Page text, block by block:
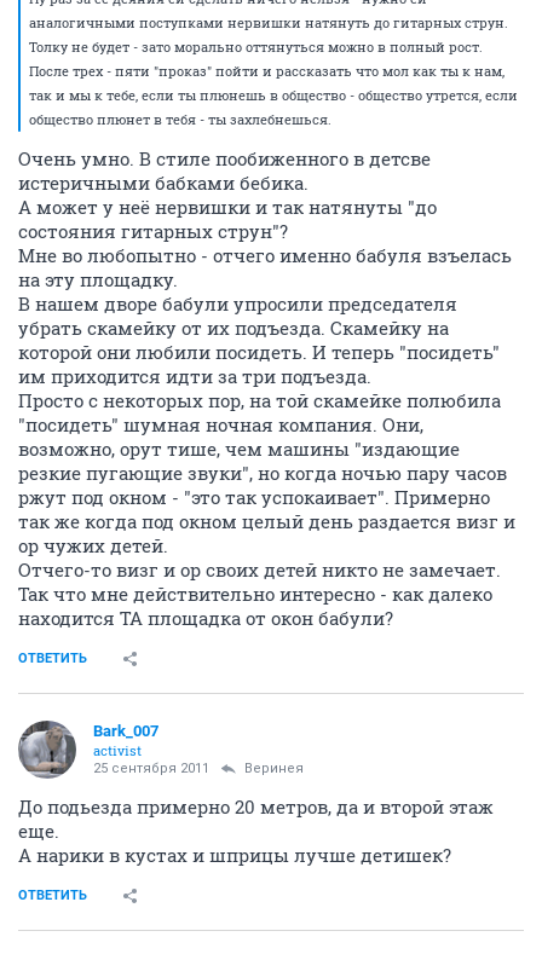
аналогичными поступками нервишки натянуть до гитарных струн.
Толку не будет - зато морально оттянуться можно в полный рост.
После трех - пяти "проказ" пойти и рассказать что мол как ты к нам,
так и мы к тебе, если ты плюнешь в общество - общество утрется, если
общество плюнет в тебя - ты захлебнешься.
Очень умно. В стиле пообиженного в детсве
истеричными бабками бебика.
А может у неё нервишки и так натянуты "до
состояния гитарных струн"?
Мне во любопытно - отчего именно бабуля взъелась
на эту площадку.
В нашем дворе бабули упросили председателя
убрать скамейку от их подъезда. Скамейку на
которой они любили посидеть. И теперь "посидеть"
им приходится идти за три подъезда.
Просто с некоторых пор, на той скамейке полюбила
"посидеть" шумная ночная компания. Они,
возможно, орут тише, чем машины "издающие
резкие пугающие звуки", но когда ночью пару часов
ржут под окном - "это так успокаивает". Примерно
так же когда под окном целый день раздается визг и
ор чужих детей.
Отчего-то визг и ор своих детей никто не замечает.
Так что мне действительно интересно - как далеко
находится ТА площадка от окон бабули?
ОТВЕТИТЬ
Bark_007
activist
25 сентября 2011 Веринея
До подьезда примерно 20 метров, да и второй этаж
еще.
А нарики в кустах и шприцы лучше детишек?
ОТВЕТИТЬ